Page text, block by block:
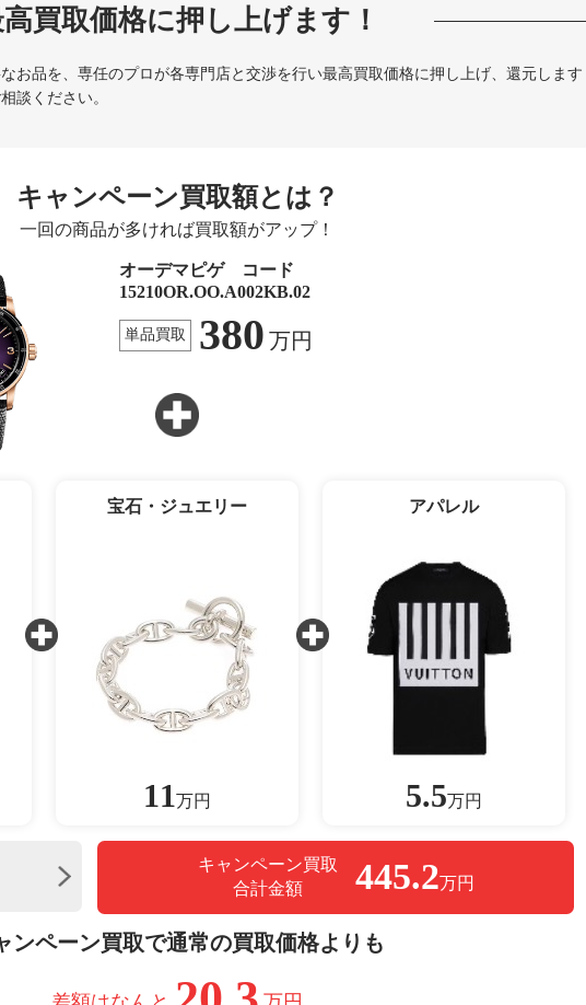
買取価格に押し上げます！
お品を、専任のプロが各専門店と交渉を行い最高買取価格に押し上げ、還元します
談ください。
キャンペーン買取額とは？
一回の商品が多ければ買取額がアップ！
オーデマピゲ コード
15210OR.OO.A002KB.02
単品買取 380 万円
宝石・ジュエリー
11万円
アパレル
5.5万円
キャンペーン買取
合計金額
445.2万円
ンペーン買取で通常の買取価格よりも